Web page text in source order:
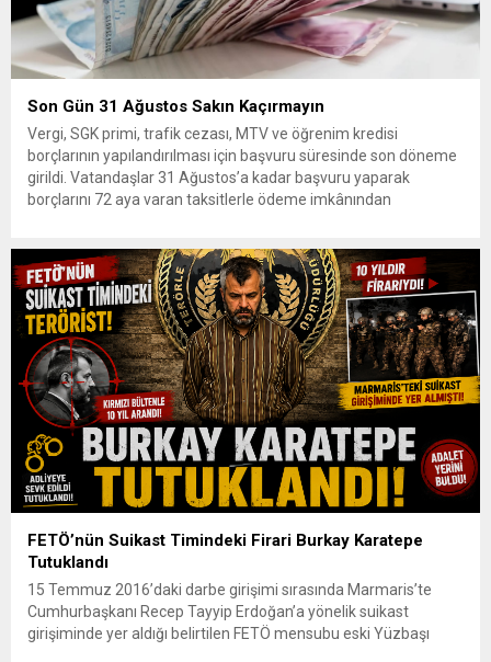
Son Gün 31 Ağustos Sakın Kaçırmayın
Vergi, SGK primi, trafik cezası, MTV ve öğrenim kredisi
borçlarının yapılandırılması için başvuru süresinde son döneme
girildi. Vatandaşlar 31 Ağustos’a kadar başvuru yaparak
borçlarını 72 aya varan taksitlerle ödeme imkânından
başvurular 31 Ağustos tarihinde sona eriyor. Hak sahiplerine 72
aya varan...
FETÖ’nün Suikast Timindeki Firari Burkay Karatepe
Tutuklandı
15 Temmuz 2016’daki darbe girişimi sırasında Marmaris’te
Cumhurbaşkanı Recep Tayyip Erdoğan’a yönelik suikast
girişiminde yer aldığı belirtilen FETÖ mensubu eski Yüzbaşı